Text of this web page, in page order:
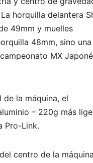
horquilla delantera
49mm y muelles
48mm, sino una
MX
la máquina, el
– 220g más
Pro-Link.
centro de la